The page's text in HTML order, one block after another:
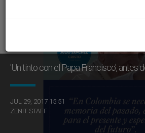
'Un tinto con el Papa Francisco', antes
JUL 29, 2017 15:51
ZENIT STAFF